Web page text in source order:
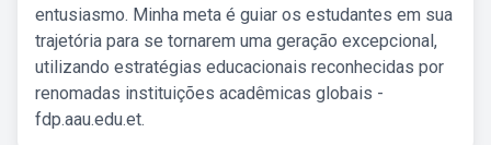
entusiasmo. Minha meta é guiar os estudantes em sua
trajetória para se tornarem uma geração excepcional,
utilizando estratégias educacionais reconhecidas por
renomadas instituições acadêmicas globais -
fdp.aau.edu.et.